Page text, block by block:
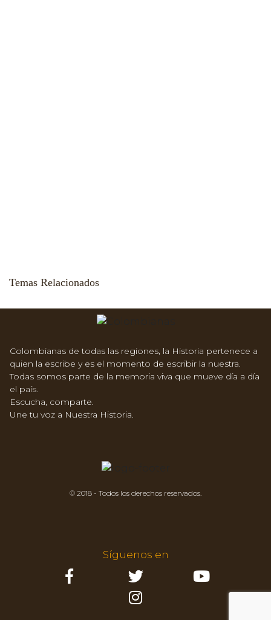
Temas Relacionados
Colombianas de todas las regiones, la Historia pertenece a
quien la escribe y es el momento de escribir la nuestra.
Todas somos parte de la memoria viva que mueve día a día
el país.
Escucha, comparte.
Une tu voz a Nuestra Historia.
© 2018 - Todos los derechos reservados.
Síguenos en